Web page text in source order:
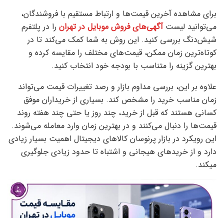
برای مشاهده آخرین قیمت‌ها و ارتباط مستقیم با فروشندگان،
می‌توانید لیستآگهی‌های فروش موبایل در تهران را در پلتفرم
شیش‌دنگ بررسی کنید. این روش به شما کمک می‌کند تا در
کوتاه‌ترین زمان ممکن، قیمت‌های مختلف را مقایسه کرده و
بهترین گزینه را متناسب با بودجه خود انتخاب کنید.
علاوه بر این، بررسی مداوم بازار و رصد تغییرات قیمت می‌تواند
زمان مناسب خرید را مشخص کند. بسیاری از خریداران موفق
کسانی هستند که قبل از خرید، چند روز یا حتی چند هفته روند
قیمت‌ها را دنبال می‌کنند و در بهترین زمان وارد معامله می‌شوند.
این رویکرد در بازار پرنوسان کالاهای دیجیتال اهمیت بسیار زیادی
دارد و از خریدهای هیجانی و اشتباه تا حدود زیادی جلوگیری
میکند.